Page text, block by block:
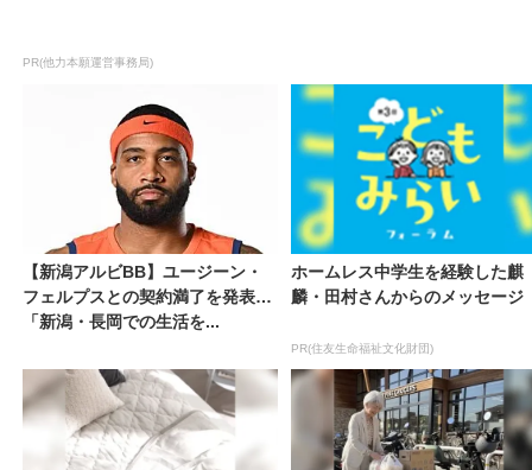
PR(他力本願運営事務局)
【新潟アルビBB】ユージーン・
フェルプスとの契約満了を発表
「新潟・長岡での生活を...
ホームレス中学生を経験した麒
麟・田村さんからのメッセージ
PR(住友生命福祉文化財団)